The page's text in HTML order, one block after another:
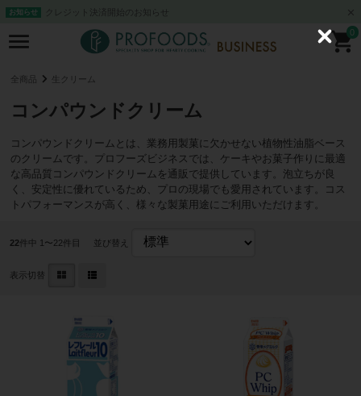
お知らせ クレジット決済開始のお知らせ
0
全商品 生クリーム
コンパウンドクリーム
コンパウンドクリームとは、業務用製菓に欠かせない植物性油脂ベース
のクリームです。プロフーズビジネスでは、ケーキやお菓子作りに最適
な高品質コンパウンドクリームを通販で提供しています。泡立ちが良
く、安定性に優れているため、プロの現場でも愛用されています。コス
トパフォーマンスが高く、様々な製菓用途にご利用いただけます。
22件中 1〜22件目 並び替え
表示切替
C